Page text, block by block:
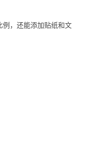
例，还能添加贴纸和文